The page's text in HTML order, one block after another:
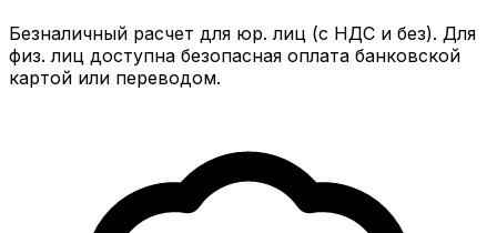
Безналичный расчет для юр. лиц (с НДС и без). Для
физ. лиц доступна безопасная оплата банковской
картой или переводом.